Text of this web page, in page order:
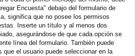
Encuesta" debajo del formulario de
significa que no posee los permisos
Inserte un título y al menos dos
asegurándose de que cada opción se
línea del formulario. También puede
que el usuario puede seleccionar en la